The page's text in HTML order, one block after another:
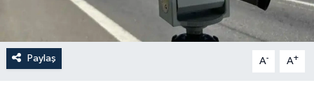
Paylaş A- A+